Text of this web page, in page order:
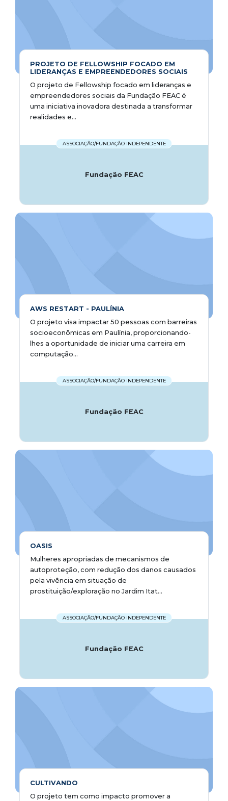
PROJETO DE FELLOWSHIP FOCADO EM
LIDERANÇAS E EMPREENDEDORES SOCIAIS
O projeto de Fellowship focado em lideranças e
empreendedores sociais da Fundação FEAC é
uma iniciativa inovadora destinada a transformar
realidades e...
ASSOCIAÇÃO/FUNDAÇÃO INDEPENDENTE
Fundação FEAC
AWS RESTART - PAULÍNIA
O projeto visa impactar 50 pessoas com barreiras
socioeconômicas em Paulínia, proporcionando-
lhes a oportunidade de iniciar uma carreira em
computação...
ASSOCIAÇÃO/FUNDAÇÃO INDEPENDENTE
Fundação FEAC
OASIS
Mulheres apropriadas de mecanismos de
autoproteção, com redução dos danos causados
pela vivência em situação de
prostituição/exploração no Jardim Itat...
ASSOCIAÇÃO/FUNDAÇÃO INDEPENDENTE
Fundação FEAC
CULTIVANDO
O projeto tem como impacto promover a